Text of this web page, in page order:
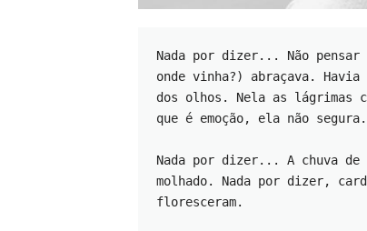
Nada por dizer... Não
onde vinha?) abraçava. Havia
dos olhos. Nela as lágrimas
que é emoção, ela não
Nada por dizer... A chuva
molhado. Nada por dizer,
floresceram.